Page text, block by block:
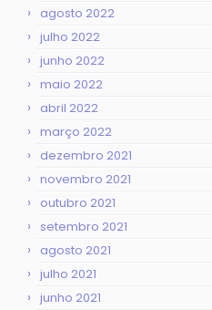
agosto 2022
julho 2022
junho 2022
maio 2022
abril 2022
março 2022
dezembro 2021
novembro 2021
outubro 2021
setembro 2021
agosto 2021
julho 2021
junho 2021